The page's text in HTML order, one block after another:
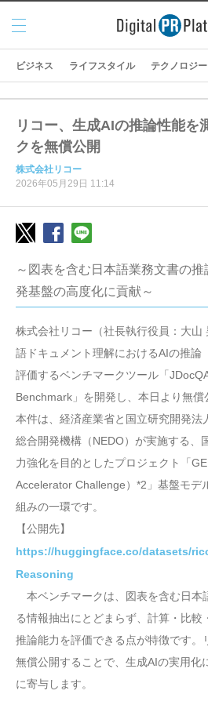
メニ
ュー
ビジネス ライフスタイル テクノロジ
リコー、生成AIの推論性能を
クを無償公開
株式会社リコー
2026年05月29日 11:14
～図表を含む日本語業務文書の
発基盤の高度化に貢献～
株式会社リコー（社長執行役員：大山
語ドキュメント理解におけるAIの推論
評価するベンチマークツール「
Benchmark」を開発し、本日より無償
本件は、経済産業省と国立研究開発法
総合開発機構（NEDO）が実施する、
力強化を目的としたプロジェクト「
Accelerator Challenge）*2」基盤モデ
組みの一環です。
【公開先】
https://huggingface.co/datasets/
Reasoning
本ベンチマークは、図表を含む日本
る情報抽出にとどまらず、計算・比
推論能力を評価できる点が特徴です。
無償公開することで、生成AIの実用化
に寄与します。